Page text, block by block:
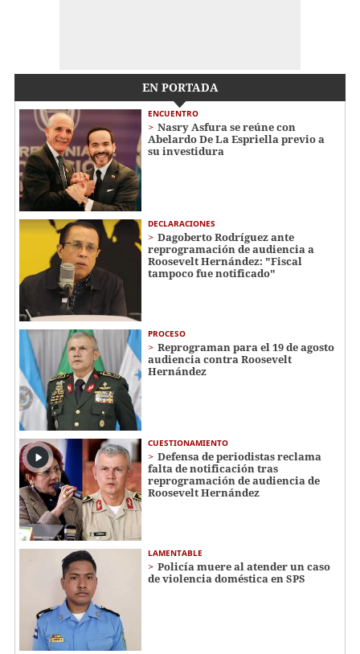
EN PORTADA
ENCUENTRO
Nasry Asfura se reúne con
Abelardo De La Espriella previo a
su investidura
DECLARACIONES
Dagoberto Rodríguez ante
reprogramación de audiencia a
Roosevelt Hernández: "Fiscal
tampoco fue notificado"
PROCESO
Reprograman para el 19 de agosto
audiencia contra Roosevelt
Hernández
CUESTIONAMIENTO
Defensa de periodistas reclama
falta de notificación tras
reprogramación de audiencia de
Roosevelt Hernández
LAMENTABLE
Policía muere al atender un caso
de violencia doméstica en SPS